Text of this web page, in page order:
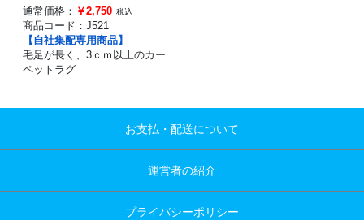
通常価格： ￥2,750 税込
商品コード： J521
【自社集配専用商品】
毛足が長く、3ｃｍ以上のカー
ペットラグ
お支払・配送について
運営者の紹介
プライバシーポリシー